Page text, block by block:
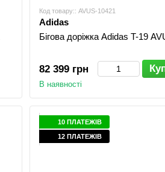
Код товару:: AVUS-10421
Adidas
Бігова доріжка Adidas T-19
82 399 грн
В наявності
10 ПЛАТЕЖІВ
12 ПЛАТЕЖІВ